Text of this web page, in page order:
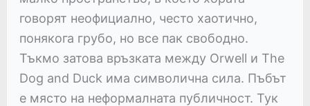
говорят неофициално, често хаотично,
понякога грубо, но все пак свободно.
Тъкмо затова връзката между Orwell и The
Dog and Duck има символична сила. Пъбът
е място на неформалната публичност. Тук